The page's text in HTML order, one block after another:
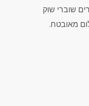
שוברי שוק
מאובטח.